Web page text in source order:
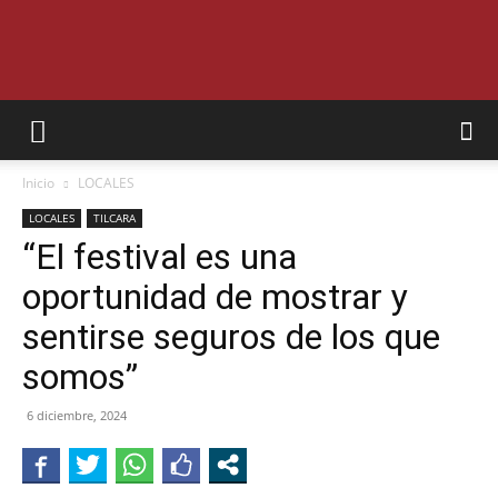
SEMANARIO
JUJUY
Inicio LOCALES
LOCALES TILCARA
“El festival es una
oportunidad de mostrar y
sentirse seguros de los que
somos”
6 diciembre, 2024